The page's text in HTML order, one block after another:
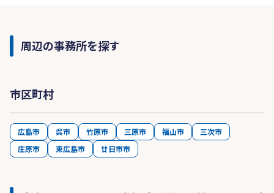
周辺の事務所を探す
市区町村
広島市 呉市 竹原市 三原市 福山市
三次市
庄原市
東広島市 廿日市市